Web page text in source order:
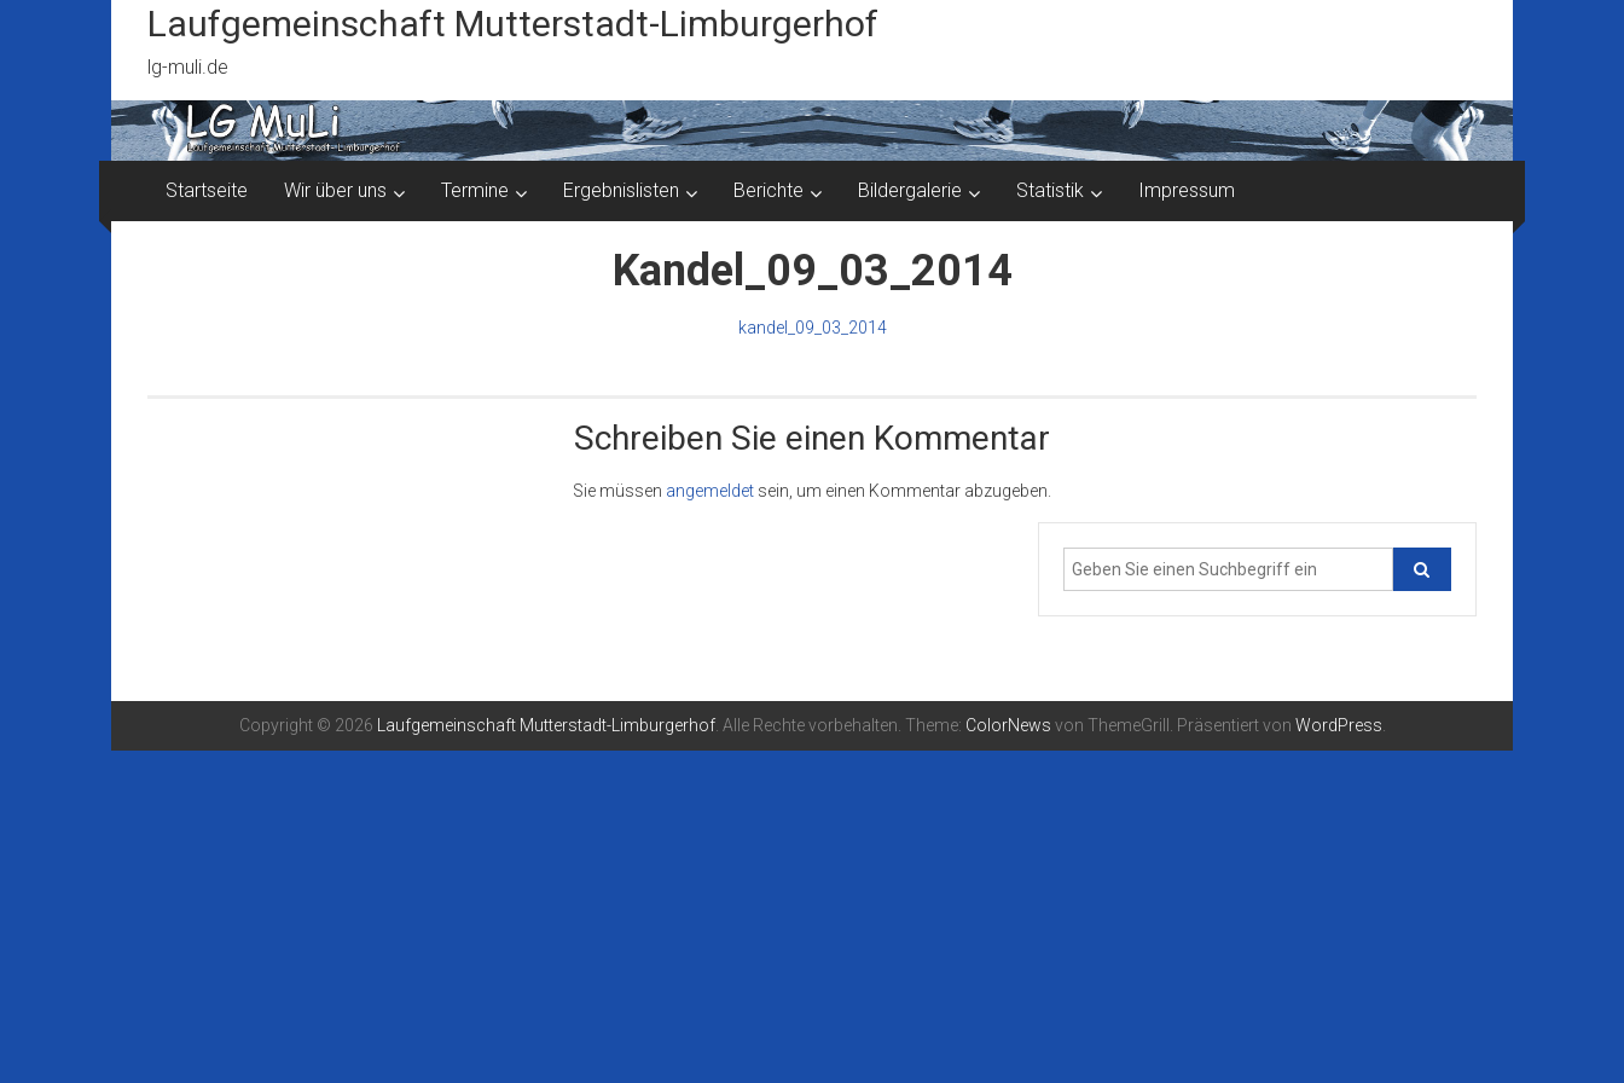
Inhalt
springen
Laufgemeinschaft Mutterstadt-Limburgerhof
lg-muli.de
Startseite Wir über uns Termine Ergebnislisten Berichte Bildergalerie Statistik Impressum
Kandel_09_03_2014
kandel_09_03_2014
Schreiben Sie einen Kommentar
Sie müssen angemeldet sein, um einen Kommentar abzugeben.
Copyright © 2026 Laufgemeinschaft Mutterstadt-Limburgerhof. Alle Rechte vorbehalten. Theme: ColorNews von ThemeGrill. Präsentiert von WordPress.